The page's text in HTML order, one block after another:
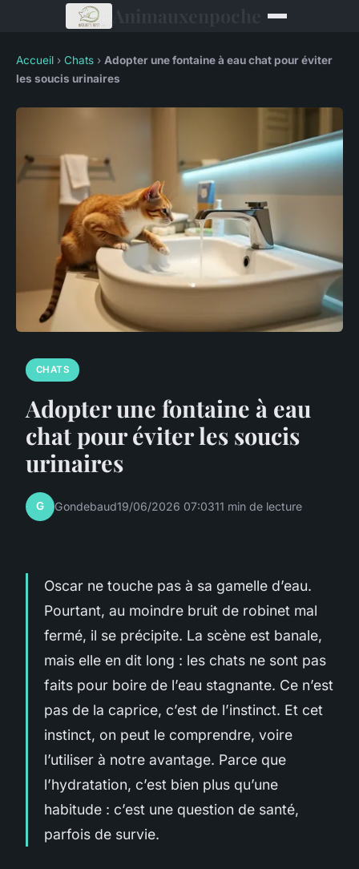
Accueil › Chats › Adopter une fontaine à eau chat pour éviter
les soucis urinaires
CHATS
Adopter une fontaine à eau
chat pour éviter les soucis
urinaires
G Gondebaud19/06/2026 07:0311 min de lecture
Oscar ne touche pas à sa gamelle d’eau.
Pourtant, au moindre bruit de robinet mal
fermé, il se précipite. La scène est banale,
mais elle en dit long : les chats ne sont pas
faits pour boire de l’eau stagnante. Ce n’est
pas de la caprice, c’est de l’instinct. Et cet
instinct, on peut le comprendre, voire
l’utiliser à notre avantage. Parce que
l’hydratation, c’est bien plus qu’une
habitude : c’est une question de santé,
parfois de survie.